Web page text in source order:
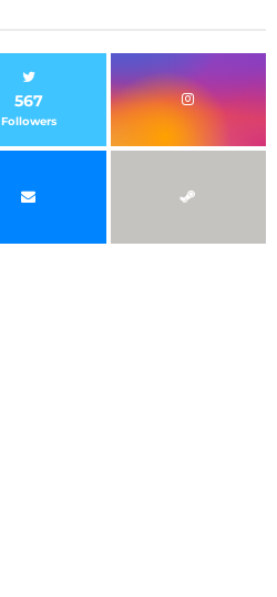
567
Followers